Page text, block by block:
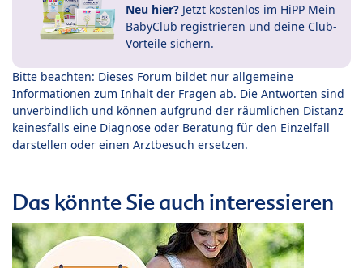
Neu hier? Jetzt kostenlos im HiPP Mein
BabyClub registrieren und deine Club-
Vorteile sichern.
Bitte beachten: Dieses Forum bildet nur allgemeine
Informationen zum Inhalt der Fragen ab. Die Antworten sind
unverbindlich und können aufgrund der räumlichen Distanz
keinesfalls eine Diagnose oder Beratung für den Einzelfall
darstellen oder einen Arztbesuch ersetzen.
Das könnte Sie auch interessieren